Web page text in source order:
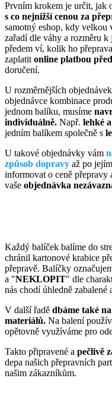
Prvním krokem je určit, jak
s co nejnižší cenou za
samotný eshop, kdy velkou
zařadí dle váhy a rozměru
předem ví, kolik ho
zaplatitonline platbou
doručení.
U rozměrnějších
objednávce kombinace
jednom balíku, musíme
individuálně. Např. lehké
jedním balíkem společně s
U takové objednávky vám
způsob dopravy až po
informovat o ceně přepravy
vaše objednávka
Každý balíček balíme do
chránil kartonové krabice
přepravě. Balíčky
a "NEKLOPIT" dle
nás chodí úhledně zabalené
V další řadě dbáme také
materiálů. Na balení
opětovně využíváme pro
Takto připravené a pečlivě
depa našich přepravních
našim zákazníkům.